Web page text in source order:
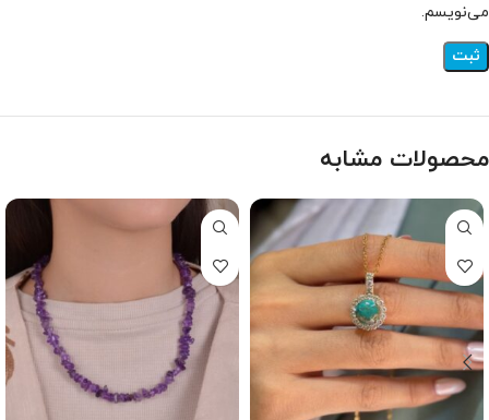
می‌نویسم.
محصولات مشابه